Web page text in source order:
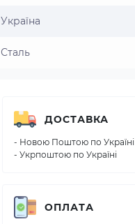
Україна
Сталь
ДОСТАВКА
- Новою Поштою по Україні
- Укрпоштою по Україні
ОПЛАТА